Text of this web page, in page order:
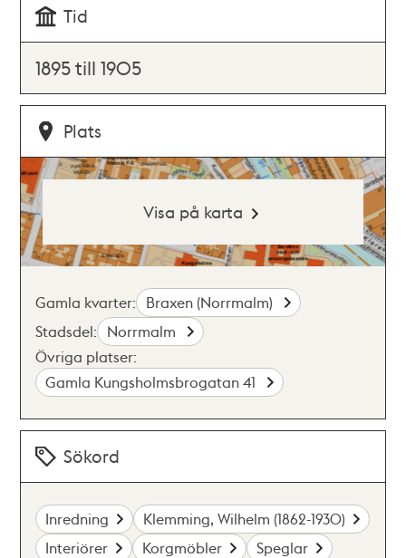
Tid
1895 till 1905
Plats
Visa på karta
Gamla kvarter: Braxen (Norrmalm)
Stadsdel: Norrmalm
Övriga platser:
Gamla Kungsholmsbrogatan 41
Sökord
Inredning
Klemming, Wilhelm (1862-1930)
Interiörer
Korgmöbler
Speglar